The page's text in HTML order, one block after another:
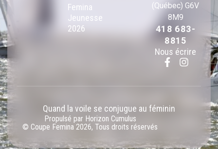
Femina
Jeunesse
2026
(Québec) G6V
8M9
418 683-
8815
Nous écrire
© Coupe Femina 2026, Tous droits réservés
Quand la voile se conjugue au féminin
Propulsé par Horizon Cumulus